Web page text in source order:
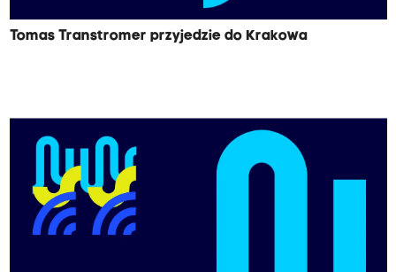
Tomas Transtromer przyjedzie do Krakowa